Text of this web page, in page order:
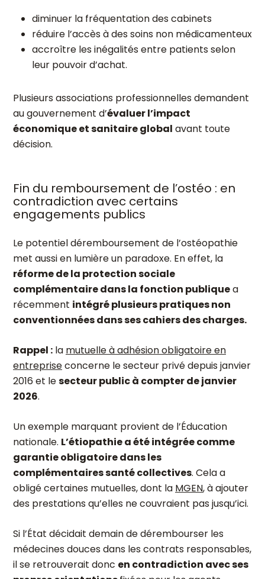
diminuer la fréquentation des cabinets
réduire l’accès à des soins non médicamenteux
accroître les inégalités entre patients selon
leur pouvoir d’achat.
Plusieurs associations professionnelles demandent
au gouvernement d’évaluer l’impact
économique et sanitaire global avant toute
décision.
Fin du remboursement de l’ostéo : en
contradiction avec certains
engagements publics
Le potentiel déremboursement de l’ostéopathie
met aussi en lumière un paradoxe. En effet, la
réforme de la protection sociale
complémentaire dans la fonction publiquea
récemment intégré plusieurs pratiques non
conventionnées dans ses cahiers des charges.
Rappel : la mutuelle à adhésion obligatoire en
entrepriseconcerne le secteur privé depuis janvier
2016 et lesecteur public à compter de janvier
2026.
Un exemple marquant provient de l’Éducation
nationale. L’étiopathie a été intégrée comme
garantie obligatoire dans les
complémentaires santé collectives. Cela a
obligé certaines mutuelles, dont la MGEN, à ajouter
des prestations qu’elles ne couvraient pas jusqu’ici.
Si l’État décidait demain de dérembourser les
médecines douces dans les contrats responsables,
il se retrouverait donc en contradiction avec ses